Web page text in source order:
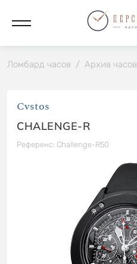
Ломбард часов / Архив часов
Cvstos
CHALENGE-R
Референс: Challenge-R50